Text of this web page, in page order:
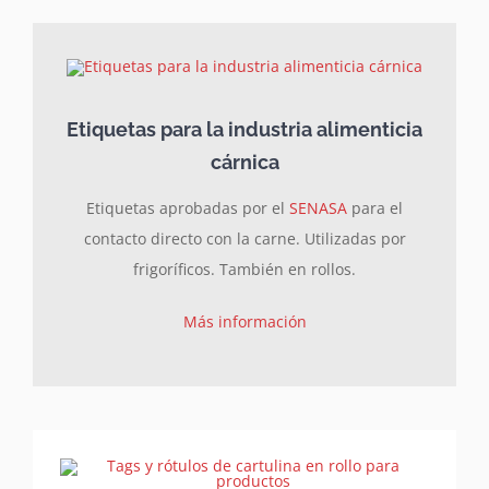
Etiquetas para la industria alimenticia
cárnica
Etiquetas aprobadas por el SENASA para el
contacto directo con la carne. Utilizadas por
frigoríficos. También en rollos.
Más información